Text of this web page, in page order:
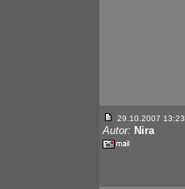
29.10.2007 13:23
Autor: Nira